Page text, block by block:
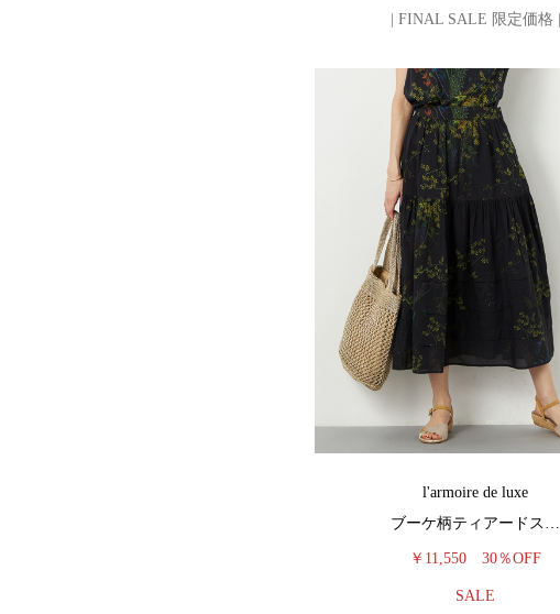
| FINAL SALE 限定価格 |
l'armoire de luxe
ブーケ柄ティアードス…
￥11,550 30％OFF
SALE